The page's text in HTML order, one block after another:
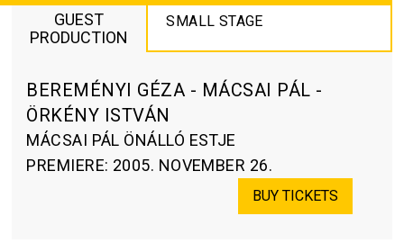
GUEST
PRODUCTION
SMALL STAGE
BEREMÉNYI GÉZA - MÁCSAI PÁL -
ÖRKÉNY ISTVÁN
MÁCSAI PÁL ÖNÁLLÓ ESTJE
PREMIERE: 2005. NOVEMBER 26.
BUY TICKETS